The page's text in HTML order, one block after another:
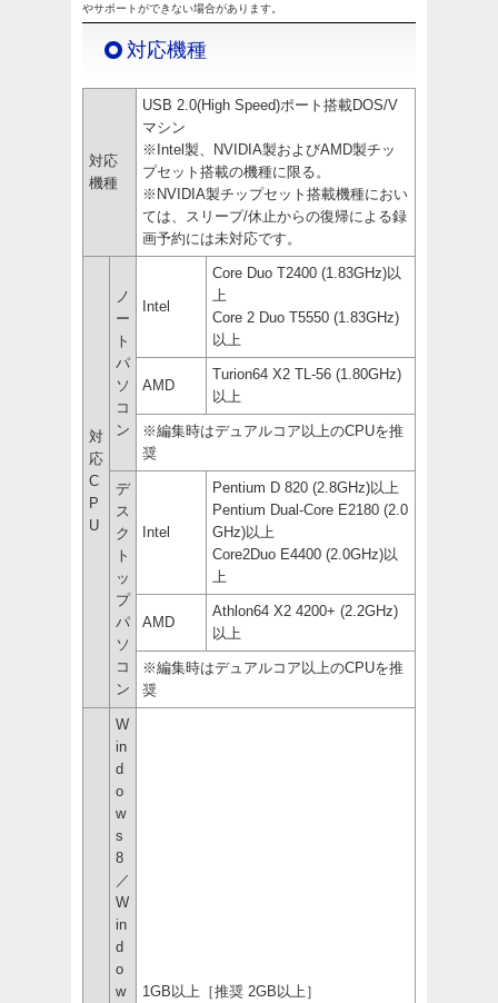
やサポートができない場合があります。
対応機種
対応
機種
USB 2.0(High Speed)ポート搭載DOS/V
マシン
※Intel製、NVIDIA製およびAMD製チッ
プセット搭載の機種に限る。
※NVIDIA製チップセット搭載機種におい
ては、スリープ/休止からの復帰による録
画予約には未対応です。
対
応
C
P
U
ノ
ー
ト
パ
ソ
コ
ン
Intel
Core Duo T2400 (1.83GHz)以
上
Core 2 Duo T5550 (1.83GHz)
以上
AMD
Turion64 X2 TL-56 (1.80GHz)
以上
※編集時はデュアルコア以上のCPUを推
奨
デ
ス
ク
ト
ッ
プ
パ
ソ
コ
ン
Intel
Pentium D 820 (2.8GHz)以上
Pentium Dual-Core E2180 (2.0
GHz)以上
Core2Duo E4400 (2.0GHz)以
上
AMD
Athlon64 X2 4200+ (2.2GHz)
以上
※編集時はデュアルコア以上のCPUを推
奨
W
in
d
o
w
s
8
／
W
in
d
o
w
1GB以上［推奨 2GB以上］